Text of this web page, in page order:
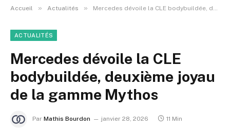
Accueil » Actualités » Mercedes dévoile la CLE bodybuildée, deuxième joyau de la gamme Mythos
ACTUALITÉS
Mercedes dévoile la CLE
bodybuildée, deuxième joyau
de la gamme Mythos
Par Mathis Bourdon janvier 28, 2026 11 Min